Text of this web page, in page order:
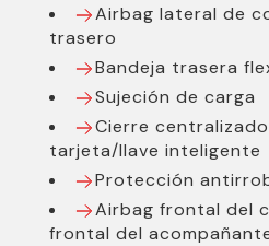
Airbag lateral de
trasero
Bandeja trasera
Sujeción de carga
Cierre
tarjeta/llave inteligente
Protección
Airbag frontal del
frontal del